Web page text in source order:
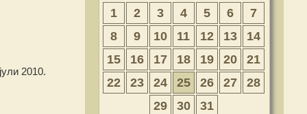
2010.
1 2 3 4 5 6
7
8
9 10 11 12 13
14
15
16 17 18 19 20
21
22
23 24 25 26 27
28
29
30 31